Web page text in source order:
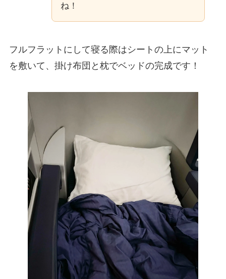
ね！
フルフラットにして寝る際はシートの上にマット
を敷いて、掛け布団と枕でベッドの完成です！